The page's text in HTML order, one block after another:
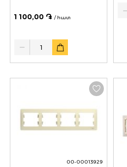
1 100,00 ֏ / հատ
Quantity
00-00013929